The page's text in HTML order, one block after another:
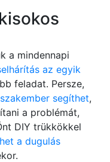
a mindennapi
az egyik
feladat. Persze,
segíthet,
a problémát,
DIY trükkökkel
a dugulás